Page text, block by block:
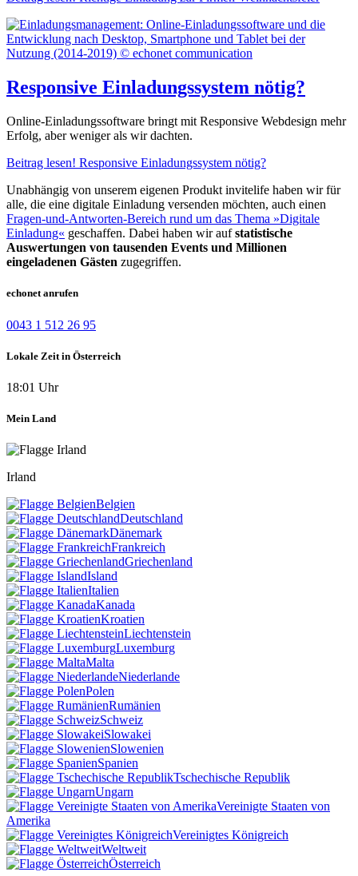
Responsive Einladungssystem nötig?
Online-Einladungssoftware bringt mit Responsive Webdesign mehr
Erfolg, aber weniger als wir dachten.
Beitrag lesen! Responsive Einladungssystem nötig?
Unabhängig von unserem eigenen Produkt invitelife haben wir für
alle, die eine digitale Einladung versenden möchten, auch einen
Fragen-und-Antworten-Bereich rund um das Thema »Digitale
Einladung« geschaffen. Dabei haben wir aufstatistische
Auswertungen von tausenden Events und Millionen
eingeladenen Gästen zugegriffen.
echonet anrufen
0043 1 512 26 95
Lokale Zeit in Österreich
18:01 Uhr
Mein Land
Irland
Belgien
Deutschland
Dänemark
Frankreich
Griechenland
Island
Italien
Kanada
Kroatien
Liechtenstein
Luxemburg
Malta
Niederlande
Polen
Rumänien
Schweiz
Slowakei
Slowenien
Spanien
Tschechische Republik
Ungarn
Vereinigte Staaten von
Amerika
Vereinigtes Königreich
Weltweit
Österreich